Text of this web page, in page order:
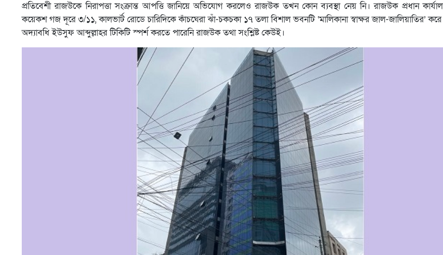
প্রতিবেশী রাজউকে নিরাপত্তা সংক্রান্ত আপত্তি জানিয়ে অভিযোগ করলেও রাজউক তখন কোন ব্যবস্থা নেয় নি। রাজউক প্রধান
কয়েকশ গজ দূরে ৩/১১, কালভার্ট রোডে চারিদিকে কাঁচঘেরা ঝাঁ-চকচকা ১৭ তলা বিশাল ভবনটি ‘মালিকানা স্বাক্ষর জাল-জালিয়াতির’ করে
অদ্যাবধি ইউসুফ আব্দুল্লাহর টিকিটি স্পর্শ করতে পারেনি রাজউক তথা সংশ্লিষ্ট কেউই।